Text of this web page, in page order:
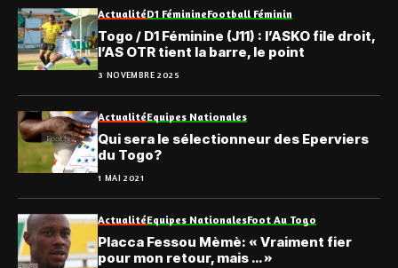
ActualitéD1 FéminineFootball Féminin
Togo / D1 Féminine (J11) : l’ASKO file droit,
l’AS OTR tient la barre, le point
3 NOVEMBRE 2025
ActualitéEquipes Nationales
Qui sera le sélectionneur des Eperviers
du Togo?
1 MAI 2021
ActualitéEquipes NationalesFoot Au Togo
Placca Fessou Mèmè: « Vraiment fier
pour mon retour, mais … »